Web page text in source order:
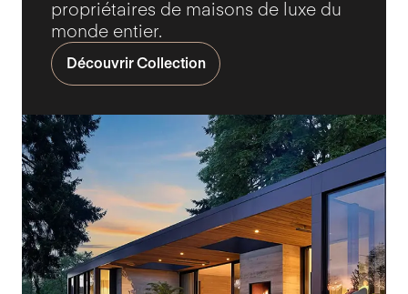
propriétaires de maisons de luxe du
monde entier.
Découvrir Collection